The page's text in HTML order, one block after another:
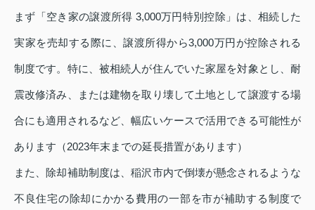
まず「空き家の譲渡所得 3,000万円特別控除」は、相続した
実家を売却する際に、譲渡所得から3,000万円が控除される
制度です。特に、被相続人が住んでいた家屋を対象とし、耐
震改修済み、または建物を取り壊して土地として譲渡する場
合にも適用されるなど、幅広いケースで活用できる可能性が
あります（2023年末までの延長措置があります）
また、除却補助制度は、稲沢市内で倒壊が懸念されるような
不良住宅の除却にかかる費用の一部を市が補助する制度で